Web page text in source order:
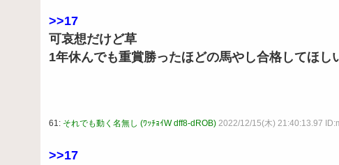
>>17
可哀想だけど草
1年休んでも重賞勝ったほどの馬やし合格してほし
61: それでも動く名無し (ﾜｯﾁｮｲW dff8-dROB) 2022/12/15(木) 21:40:13.97
>>17